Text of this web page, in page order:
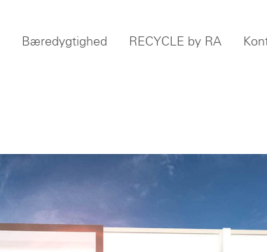
Bæredygtighed RECYCLE by RA